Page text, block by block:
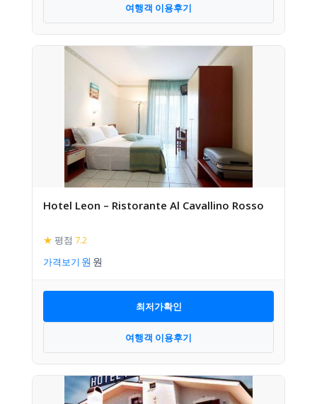
여행객 이용후기
Hotel Leon – Ristorante Al Cavallino Rosso
★ 평점 7.2
가격보기
최저가확인
여행객 이용후기